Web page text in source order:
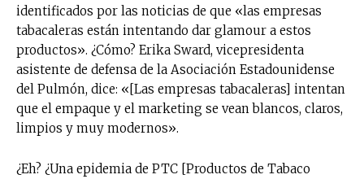
identificados por las noticias de que «las empresas
tabacaleras están intentando dar glamour a estos
productos». ¿Cómo? Erika Sward, vicepresidenta
asistente de defensa de la Asociación Estadounidense
del Pulmón, dice: «[Las empresas tabacaleras] intentan
que el empaque y el marketing se vean blancos, claros,
limpios y muy modernos».
¿Eh? ¿Una epidemia de PTC [Productos de Tabaco